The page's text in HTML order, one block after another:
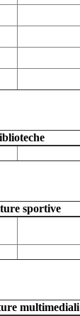
sportive
multimediali